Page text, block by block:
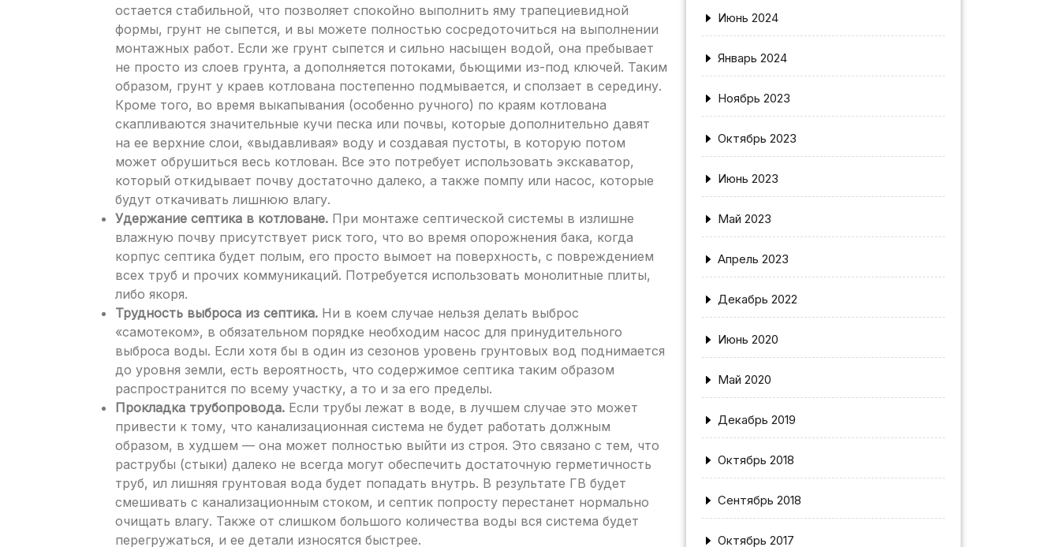
остается стабильной, что позволяет спокойно выполнить яму трапециевидной
формы, грунт не сыпется, и вы можете полностью сосредоточиться на выполнении
монтажных работ. Если же грунт сыпется и сильно насыщен водой, она пребывает
не просто из слоев грунта, а дополняется потоками, бьющими из-под ключей. Таким
образом, грунт у краев котлована постепенно подмывается, и сползает в середину.
Кроме того, во время выкапывания (особенно ручного) по краям котлована
скапливаются значительные кучи песка или почвы, которые дополнительно давят
на ее верхние слои, «выдавливая» воду и создавая пустоты, в которую потом
может обрушиться весь котлован. Все это потребует использовать экскаватор,
который откидывает почву достаточно далеко, а также помпу или насос, которые
будут откачивать лишнюю влагу.
Удержание септика в котловане. При монтаже септической системы в излишне
влажную почву присутствует риск того, что во время опорожнения бака, когда
корпус септика будет полым, его просто вымоет на поверхность, с повреждением
всех труб и прочих коммуникаций. Потребуется использовать монолитные плиты,
либо якоря.
Трудность выброса из септика. Ни в коем случае нельзя делать выброс
«самотеком», в обязательном порядке необходим насос для принудительного
выброса воды. Если хотя бы в один из сезонов уровень грунтовых вод поднимается
до уровня земли, есть вероятность, что содержимое септика таким образом
распространится по всему участку, а то и за его пределы.
Прокладка трубопровода. Если трубы лежат в воде, в лучшем случае это может
привести к тому, что канализационная система не будет работать должным
образом, в худшем — она может полностью выйти из строя. Это связано с тем, что
раструбы (стыки) далеко не всегда могут обеспечить достаточную герметичность
труб, ил лишняя грунтовая вода будет попадать внутрь. В результате ГВ будет
смешивать с канализационным стоком, и септик попросту перестанет нормально
очищать влагу. Также от слишком большого количества воды вся система будет
перегружаться, и ее детали износятся быстрее.
Июнь 2024
Январь 2024
Ноябрь 2023
Октябрь 2023
Июнь 2023
Май 2023
Апрель 2023
Декабрь 2022
Июнь 2020
Май 2020
Декабрь 2019
Октябрь 2018
Сентябрь 2018
Октябрь 2017